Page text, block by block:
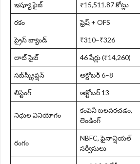
ఇష్యూ సైజ్ ₹15,511.87 కోట్లు
రకం ఫ్రెష్ + OFS
ప్రైస్ బ్యాండ్ ₹310–₹326
లాట్ సైజ్ 46 షేర్లు (₹14,260)
సబ్‌స్క్రిప్షన్ అక్టోబర్ 6–8
లిస్టింగ్ అక్టోబర్ 13
నిధుల వినియోగం
కంపెనీ బలపరచడం,
లెండింగ్
రంగం
NBFC, ఫైనాన్షియల్
సర్వీసులు